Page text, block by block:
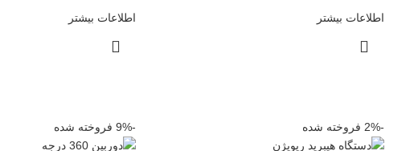
اطلاعات بیشتر اطلاعات بیشتر
-2% فروخته شده -9% فروخته شده